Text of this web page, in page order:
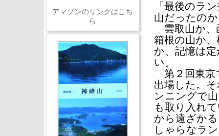
「最後のラ
山だったの
雲取山か、
箱根の山か
か、記憶は
い。
第２回東京
出場した。
ンニングで
も取り入れ
から遠ざか
しゃらなラ
アマゾンのリンクはこち
ら